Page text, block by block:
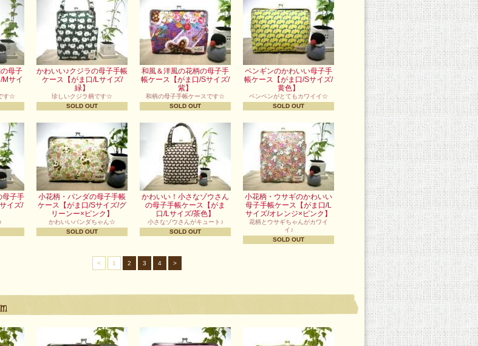
母子
サイ
す☆
かわいい♪クジラの母子手帳
ケース【がま口/Lサイズ/
緑】
珍しいクジラ柄です☆
SOLD OUT
和風＆洋風の花柄の母子手
帳ケース【がま口/Sサイズ/
紫】
和柄の母子手帳ケースです☆
SOLD OUT
ペンギンのかわいい母子手
帳ケース【がま口/Sサイズ/
黄色】
ペンペンがとてもカワイイ☆
SOLD OUT
母子手
イズ/
小花柄・パンダの母子手帳
ケース【がま口/Sサイズ/グ
リーンー×ピンク】
かわいいパンダちゃん☆
SOLD OUT
かわいい！小さなゾウさん
の母子手帳ケース【がま
口/Lサイズ/茶色】
小さなゾウさんがキュート♪
SOLD OUT
小花柄・ウサギのかわいい
母子手帳ケース【がま口/L
サイズ/オレンジ×ピンク】
花柄とウサギちゃんがカワイ
イ♪
SOLD OUT
< 1 2 3 4 >